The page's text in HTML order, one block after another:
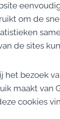
om de
de sites
het bezoek
maakt van
cookies